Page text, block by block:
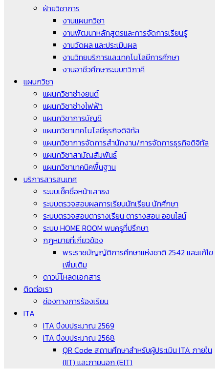
ฝ่ายวิชาการ
งานแผนกวิชา
งานพัฒนาหลักสูตรและการจัดการเรียนรู้
งานวัดผล และประเมินผล
งานวิทยบริการและเทคโนโลยีการศึกษา
งานอาชีวศึกษาระบบทวิภาคี
แผนกวิชา
แผนกวิชาช่างยนต์
แผนกวิชาช่างไฟฟ้า
แผนกวิชาการบัญชี
แผนกวิชาเทคโนโลยีธุรกิจดิจิทัล
แผนกวิชาการจัดการสำนักงาน/การจัดการธุรกิจดิจิทัล
แผนกวิชาสามัญสัมพันธ์
แผนกวิชาเทคนิคพื้นฐาน
บริการสารสนเทศ
ระบบเช็คชื่อหน้าเสาธง
ระบบตรวจสอบผลการเรียนนักเรียน นักศึกษา
ระบบตรวจสอบตารางเรียน ตารางสอน ออนไลน์
ระบบ HOME ROOM พบครูที่ปรึกษา
กฎหมายที่เกี่ยวข้อง
พระราชบัญญัติการศึกษาแห่งชาติ 2542 และแก้ไข
เพิ่มเติม
ดาวน์โหลดเอกสาร
ติดต่อเรา
ช่องทางการร้องเรียน
ITA
ITA ปีงบประมาณ 2569
ITA ปีงบประมาณ 2568
QR Code สถานศึกษาสำหรับผู้ประเมิน ITA ภายใน
(IIT) และภายนอก (EIT)